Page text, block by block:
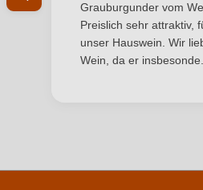
Land Ich habe
Grauburgunder vom
Preislich sehr attraktiv,
unser Hauswein. Wir
Wein, da er insbesonde...